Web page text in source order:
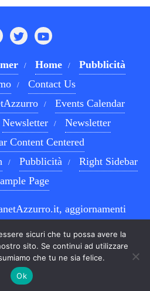
Home
Pubblicità
Contact Us
Events Calendar
Newsletter
Newsletter
Content Centered
Pubblicità
Right Sidebar
Page
aggiornamenti
byWordPress & Designed by
Themes
sicuri che tu possa avere la
sito. Se continui ad utilizzare
che tu ne sia felice.
Ok